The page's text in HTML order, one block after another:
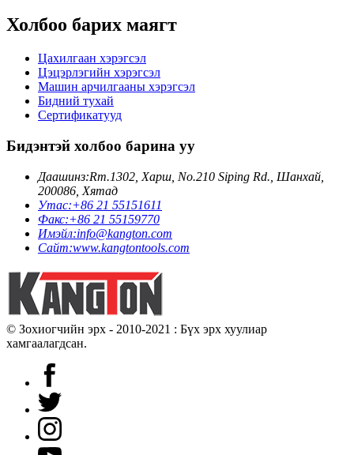
Холбоо барих маягт
Цахилгаан хэрэгсэл
Цэцэрлэгийн хэрэгсэл
Машин арчилгааны хэрэгсэл
Бидний тухай
Сертификатууд
Бидэнтэй холбоо барина уу
Даашинз:Rm.1302, Харш, No.210 Siping Rd., Шанхай,
200086, Хятад
Утас:+86 21 55151611
Факс:+86 21 55159770
Имэйл:info@kangton.com
Сайт:www.kangtontools.com
© Зохиогчийн эрх - 2010-2021 : Бүх эрх хуулиар
хамгаалагдсан.